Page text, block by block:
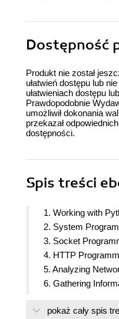
Dostępność
Produkt nie został
ułatwień dostępu lub
ułatwieniach dostępu
Prawdopodobnie
umożliwił dokonania
przekazał
dostępności.
Spis treści
1. Working with
2. System
3. Socket
4. HTTP
5. Analyzing
6. Gathering
7. Interacting with
pokaż cały spis